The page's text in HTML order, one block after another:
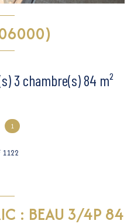
Appartement 4 pièce(s) 3 chambre(s) 84 m²
1
1122
: BEAU 3/4P 84